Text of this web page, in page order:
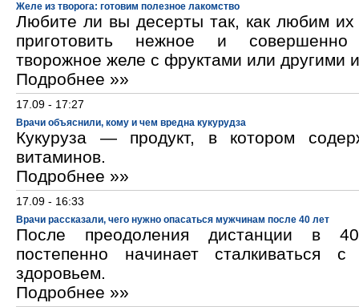
Желе из творога: готовим полезное лакомство
Любите ли вы десерты так, как любим
приготовить нежное и
творожное желе с фруктами или другими
Подробнее »»
17.09 - 17:27
Врачи объяснили, кому и чем вредна кукурудза
Кукуруза — продукт, в котором
витаминов.
Подробнее »»
17.09 - 16:33
Врачи рассказали, чего нужно опасаться мужчинам после 40 лет
После преодоления дистанции в
постепенно начинает сталкиваться
здоровьем.
Подробнее »»